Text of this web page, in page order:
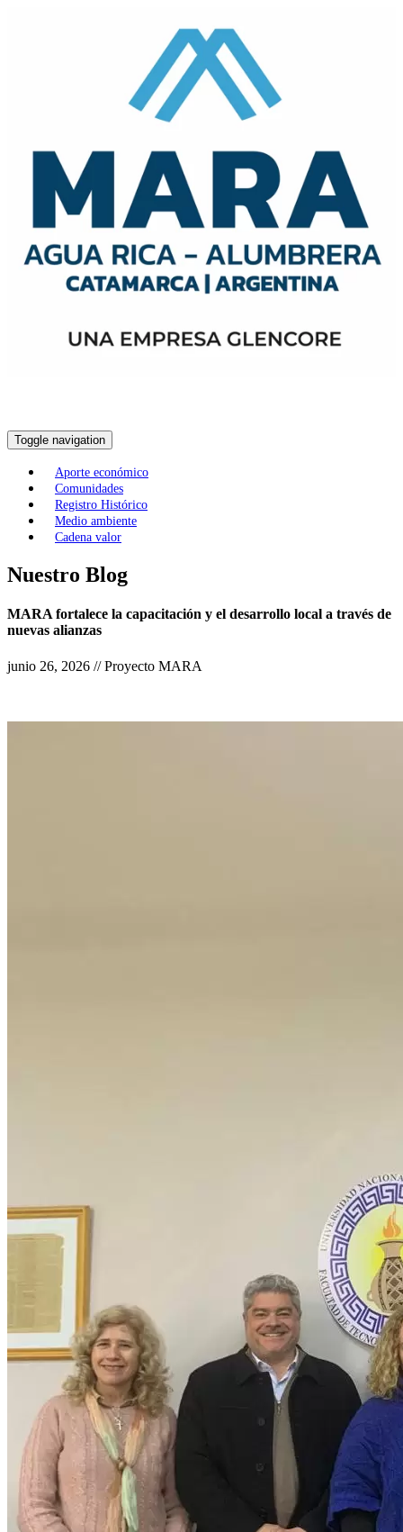
Toggle navigation
Aporte económico
Comunidades
Registro Histórico
Medio ambiente
Cadena valor
Nuestro Blog
MARA fortalece la capacitación y el desarrollo local a través de
nuevas alianzas
junio 26, 2026 // Proyecto MARA